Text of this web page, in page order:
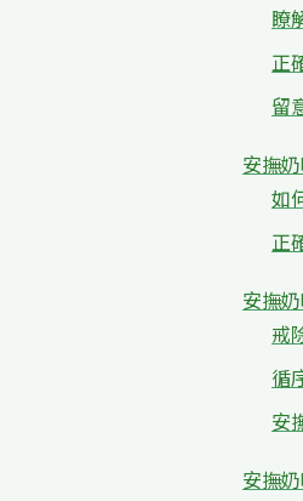
瞭
正
留
安撫
如
正
安撫
戒
循
安
安撫